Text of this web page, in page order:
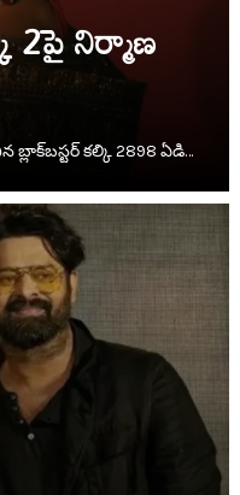
2పై నిర్మాణ
బ్లాక్‌బ‌స్ట‌ర్ క‌ల్కి 2898 ఏడి…